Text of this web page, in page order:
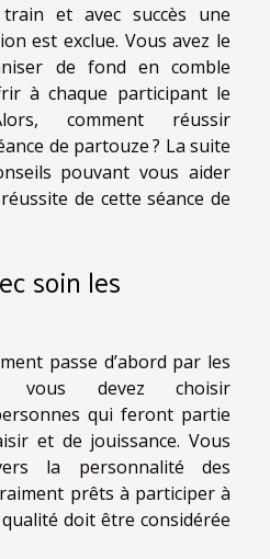
et avec succès une
est exclue. Vous avez le
de fond en comble
à chaque participant le
comment réussir
de partouze ? La suite
pouvant vous aider
de cette séance de
soin les
passe d’abord par les
vous devez choisir
qui feront partie
et de jouissance. Vous
la personnalité des
prêts à participer à
doit être considérée